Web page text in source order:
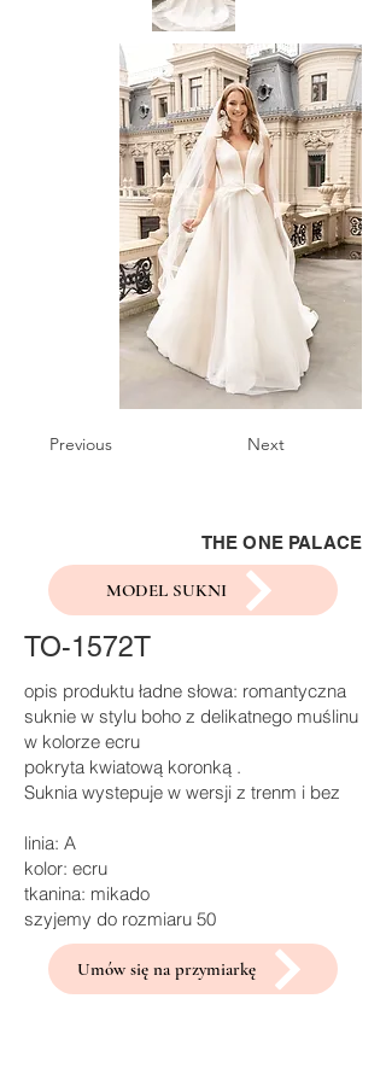
Previous Next
THE ONE PALACE
MODEL SUKNI
TO-1572T
opis produktu ładne słowa: romantyczna
suknie w stylu boho z delikatnego muślinu
w kolorze ecru
pokryta kwiatową koronką .
Suknia wystepuje w wersji z trenm i bez
linia: A
kolor: ecru
tkanina: mikado
szyjemy do rozmiaru 50
Umów się na przymiarkę